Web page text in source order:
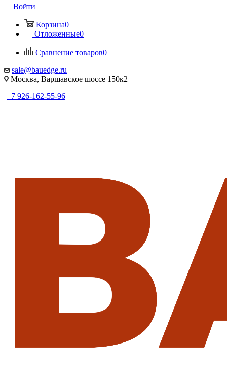
Войти
Корзина0
Отложенные0
Сравнение товаров0
sale@bauedge.ru
Москва, Варшавское шоссе 150к2
+7 926-162-55-96